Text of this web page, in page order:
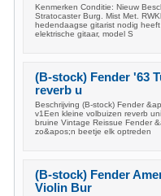
Kenmerken Conditie: Nieuw
Stratocaster Burg. Mist Met.
hedendaagse gitarist nodig
elektrische gitaar, model S
(B-stock) Fender '63
reverb u
Beschrijving (B-stock) Fender
v1Een kleine volbuizen reverb
bruine Vintage Reissue Fender
zo&apos;n beetje elk optreden
(B-stock) Fender
Violin Bur